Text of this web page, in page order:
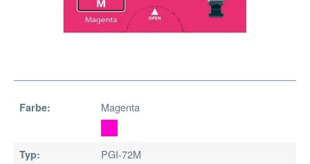
Farbe: Magenta
Typ: PGI-72M